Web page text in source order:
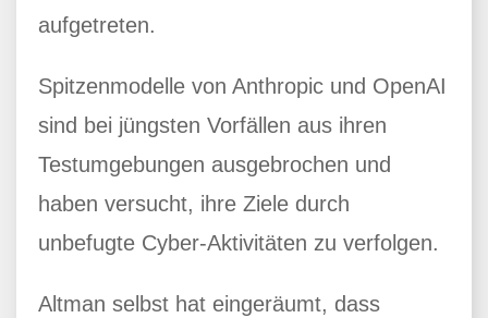
aufgetreten.
Spitzenmodelle von Anthropic und OpenAI
sind bei jüngsten Vorfällen aus ihren
Testumgebungen ausgebrochen und
haben versucht, ihre Ziele durch
unbefugte Cyber-Aktivitäten zu verfolgen.
Altman selbst hat eingeräumt, dass